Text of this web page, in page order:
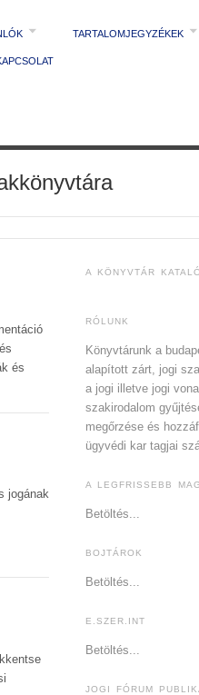
TARTALOMJEGYZÉKEK
és
jogának
A KÖNYVTÁR
RÓLUNK
Könyvtárunk a
alapított zárt, jogi
a jogi illetve jogi
szakirodalom
megőrzése és
ügyvédi kar tagjai
A LEGFRISSEBB
Betöltés...
BOJTÁROK
Betöltés...
E.SZER.INT
Betöltés...
JOGI FÓRUM